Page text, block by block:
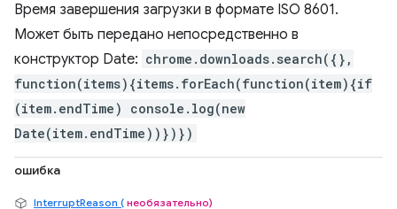
Время завершения загрузки в формате ISO 8601.
Может быть передано непосредственно в
конструктор Date: chrome.downloads.search({},
function(items){items.forEach(function(item){if
(item.endTime) console.log(new
Date(item.endTime))})})
ошибка
InterruptReason ( необязательно)